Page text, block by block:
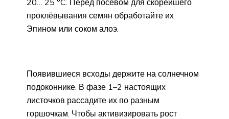
проклёвывания семян обработайте их
Эпином или соком алоэ.
Появившиеся всходы держите на солнечном
подоконнике. В фазе 1–2 настоящих
листочков рассадите их по разным
горшочкам. Чтобы активизировать рост